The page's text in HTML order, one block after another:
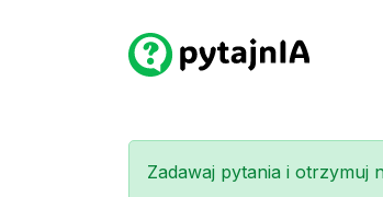
Zadawaj pytania i otrzymuj